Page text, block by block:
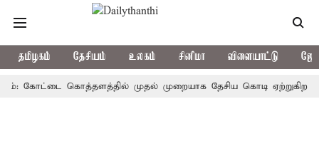
தமிழகம் தேசியம் உலகம் சினிமா விளையாட்டு
கொத்தளத்தில் முதல் முறையாக தேசிய கொடி ஏற்றுகிறார்,